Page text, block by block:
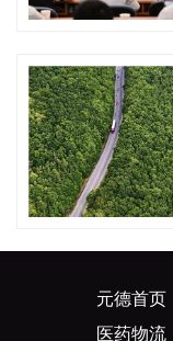
元德首页
医药物流